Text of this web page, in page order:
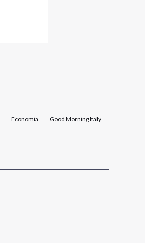
Economia Good Morning Italy